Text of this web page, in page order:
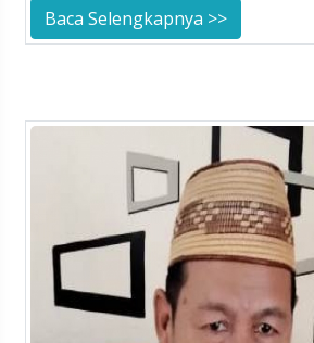
Baca Selengkapnya >>